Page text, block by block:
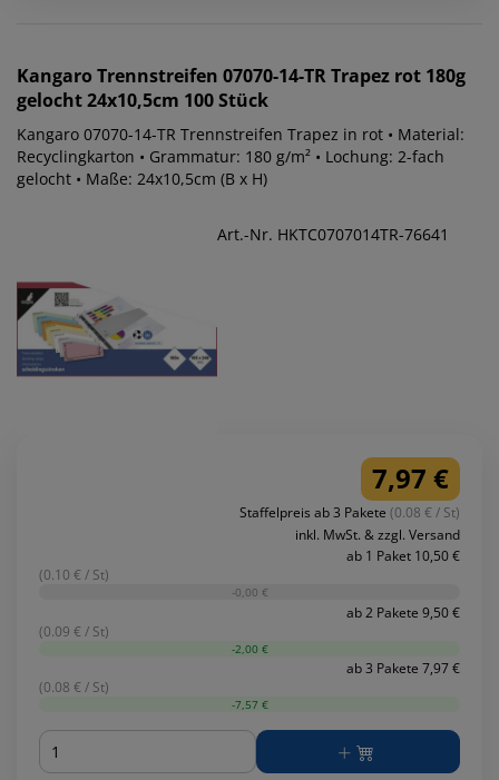
Kangaro Trennstreifen 07070-14-TR Trapez rot 180g
gelocht 24x10,5cm 100 Stück
Kangaro 07070-14-TR Trennstreifen Trapez in rot • Material:
Recyclingkarton • Grammatur: 180 g/m² • Lochung: 2-fach
gelocht • Maße: 24x10,5cm (B x H)
Art.-Nr. HKTC0707014TR-76641
7,97 €
Staffelpreis ab 3 Pakete (0.08 € / St)
inkl. MwSt. & zzgl. Versand
ab 1 Paket 10,50 €
(0.10 € / St)
-0,00 €
ab 2 Pakete 9,50 €
(0.09 € / St)
-2,00 €
ab 3 Pakete 7,97 €
(0.08 € / St)
-7,57 €
Menge